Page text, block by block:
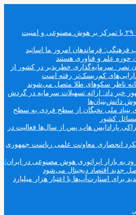
رونمایی پوستر الکامپ ۲۹ با تمرکز بر هوش مصنوعی و امنیت
فرهنگی: فرماندهان امروز ما اساتید
علم و فناوری هستند
نصر: سرمایه‌گذاری خطرپذیر در کشور از
کم‌ریسک‌تر رفته است
ناظر سکوهای طلا متصل می‌شوند
خبر داد: ارائه تسهیلات سرمایه در گردش
بنیاد ملی نخبگان از سطح فردی به سطح
کشور
پارادایس هاب پس از سال‌ها فعالیت در
انحصاری معاونت علمی ریاست جمهوری
به بازار اپراتوری هوش مصنوعی در ایران/
اقتصاد دیجیتال می‌شود
برای استارت‌آپ‌ها با اعتبار هزار میلیارد